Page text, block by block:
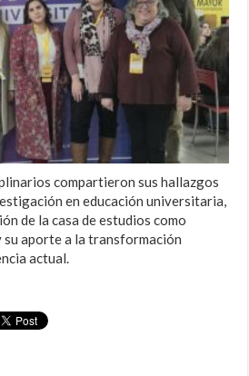
compartieron sus hallazgos
en educación universitaria,
de la casa de estudios como
su aporte a la transformación
actual.